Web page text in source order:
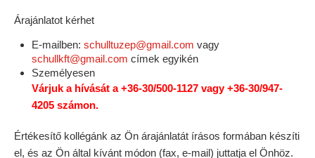
Árajánlatot kérhet
E-mailben: schulltuzep@gmail.com vagy
schullkft@gmail.com címek egyikén
Személyesen
Várjuk a hívását a+36-30/500-1127 vagy+36-30/947-
4205 számon.
Értékesítő kollégánk az Ön árajánlatát írásos formában készíti
el, és az Ön által kívánt módon (fax, e-mail) juttatja el Önhöz.